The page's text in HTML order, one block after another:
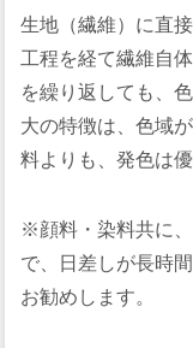
生地（繊維）に直
工程を経て繊維自
を繰り返しても、
大の特徴は、色域
料よりも、発色は
※顔料・染料共に
で、日差しが長時
お勧めします。